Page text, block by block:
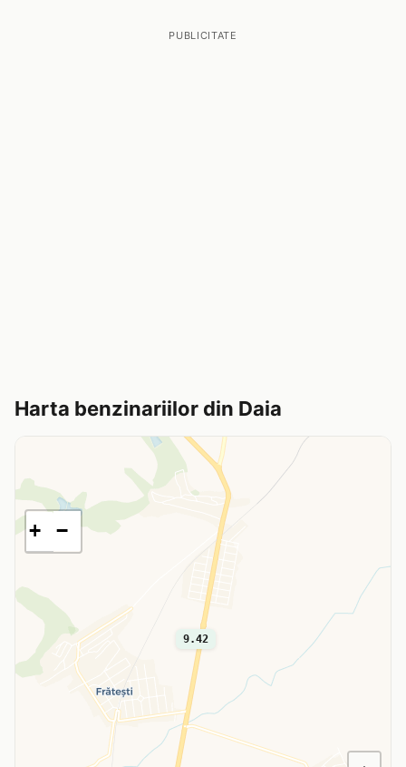
PUBLICITATE
Harta benzinariilor din Daia
9.42
+ −